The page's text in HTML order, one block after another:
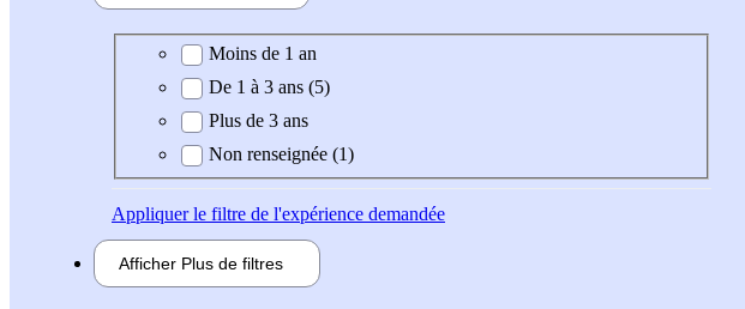
Expérience demandée
Moins de 1 an
De 1 à 3 ans (5)
Plus de 3 ans
Non renseignée (1)
Appliquerle filtre de l'expérience demandée
Afficher Plus de filtres